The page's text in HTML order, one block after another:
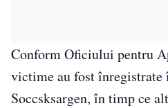
Conform Oficiului pentru
victime au fost înregistrate
Soccsksargen, în timp ce